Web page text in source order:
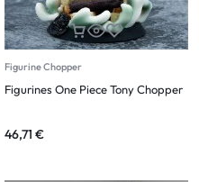
Figurine Chopper
Figurines One Piece Tony Chopper
46,71 €